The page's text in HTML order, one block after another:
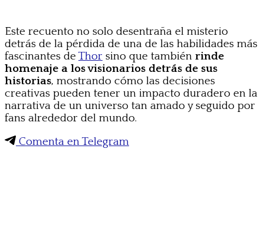
Este recuento no solo desentraña el misterio
detrás de la pérdida de una de las habilidades más
fascinantes de Thor sino que también rinde
homenaje a los visionarios detrás de sus
historias, mostrando cómo las decisiones
creativas pueden tener un impacto duradero en la
narrativa de un universo tan amado y seguido por
fans alrededor del mundo.
Comenta en Telegram